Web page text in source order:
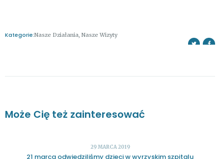
Kategorie:Nasze Działania, Nasze Wizyty
Może Cię też zainteresować
29 MARCA 2019
21 marca odwiedziliśmy dzieci w wyrzyskim szpitalu